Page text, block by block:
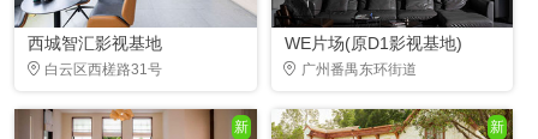
西城智汇影视基地
白云区西槎路31号
WE片场(原D1影视基地)
广州番禺东环街道
新 新